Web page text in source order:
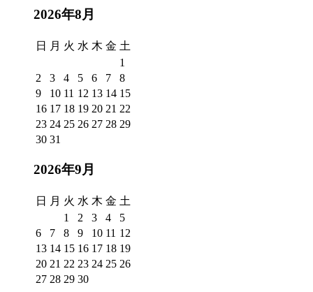
2026年8月
日 月 火 水 木 金 土
1
2
3 4 5 6 7
8
9
10 11 12 13 14 15
16 17 18 19 20 21 22
23 24 25 26 27 28 29
30 31
2026年9月
日 月 火 水 木 金 土
1
2 3 4
5
6
7 8 9 10 11 12
13 14 15 16 17 18 19
20 21 22 23 24 25 26
27 28 29 30